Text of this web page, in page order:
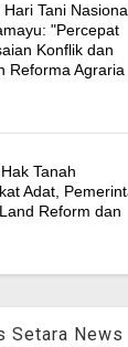
Tani
"Percepat
Konflik dan
Reforma Agraria
Tanah
Adat,
Reform dan
Setara News